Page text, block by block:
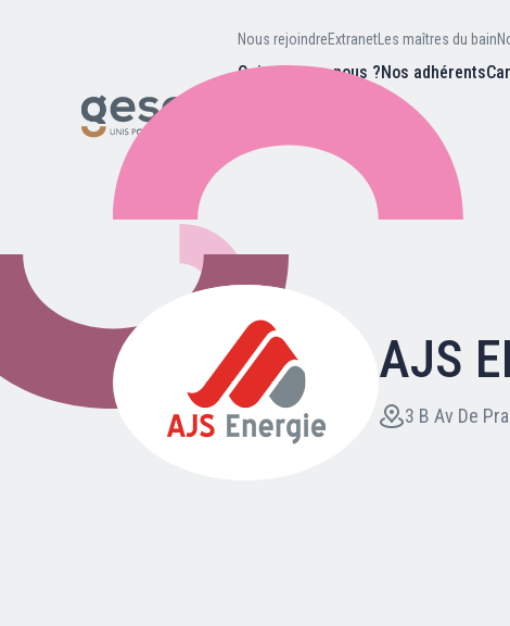
Nous rejoindreExtranet Les maîtres du bain
Qui sommes-nous ?
Nos missions
Valeurs et
Nos adhérents
Nous rejoindre
Extranet
Les maîtres du bain
Recherche
AJS
3 B Av De